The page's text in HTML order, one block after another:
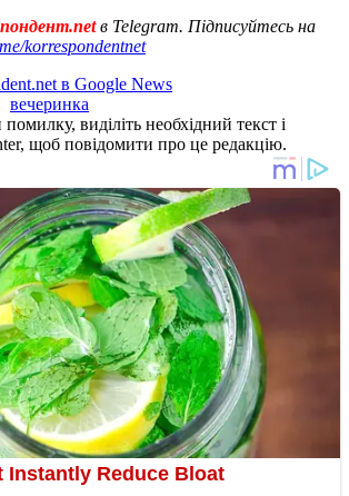
в Telegram. Підписуйтесь на
korrespondentnet
в Google News
вечеринка
виділіть необхідний текст і
щоб повідомити про це редакцію.